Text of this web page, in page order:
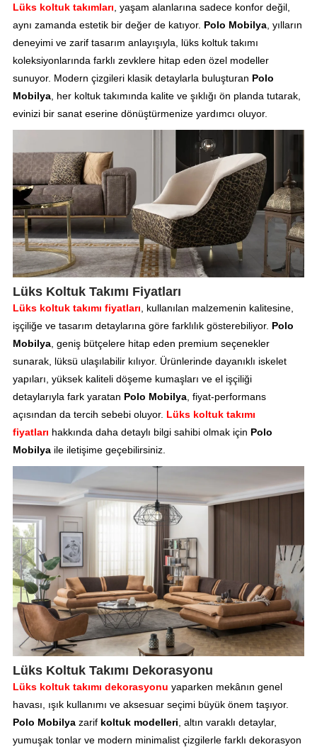
Lüks koltuk takımları , yaşam alanlarına sadece konfor değil,
aynı zamanda estetik bir değer de katıyor. Polo Mobilya, yılların
deneyimi ve zarif tasarım anlayışıyla, lüks koltuk takımı
koleksiyonlarında farklı zevklere hitap eden özel modeller
sunuyor. Modern çizgileri klasik detaylarla buluşturan Polo
Mobilya, her koltuk takımında kalite ve şıklığı ön planda tutarak,
evinizi bir sanat eserine dönüştürmenize yardımcı oluyor.
Lüks Koltuk Takımı Fiyatları
Lüks koltuk takımı fiyatları , kullanılan malzemenin kalitesine,
işçiliğe ve tasarım detaylarına göre farklılık gösterebiliyor. Polo
Mobilya, geniş bütçelere hitap eden premium seçenekler
sunarak, lüksü ulaşılabilir kılıyor. Ürünlerinde dayanıklı iskelet
yapıları, yüksek kaliteli döşeme kumaşları ve el işçiliği
detaylarıyla fark yaratan Polo Mobilya, fiyat-performans
açısından da tercih sebebi oluyor. Lüks koltuk takımı
fiyatları hakkında daha detaylı bilgi sahibi olmak için Polo
Mobilyaile iletişime geçebilirsiniz.
Lüks Koltuk Takımı Dekorasyonu
Lüks koltuk takımı dekorasyonu yaparken mekânın genel
havası, ışık kullanımı ve aksesuar seçimi büyük önem taşıyor.
Polo Mobilyazarif koltuk modelleri, altın varaklı detaylar,
yumuşak tonlar ve modern minimalist çizgilerle farklı dekorasyon